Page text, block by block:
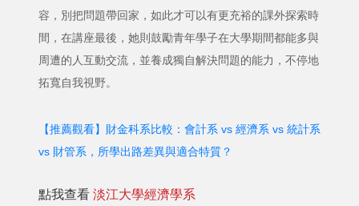
容，別把問題帶回家，如此才可以有更充裕的課外探索時
間，在講座最後，她則鼓勵青年學子在大學期間都能多與
周遭的人互動交流，並養成獨自解決問題的能力，不停地
拓寬自我視野。
【推薦觀看】財金科系比較：會計系 vs 經濟系 vs 統計系
vs 財管系，所學出路差異與適合特質？
點我查看 淡江大學經濟學系